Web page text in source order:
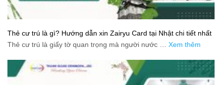
Thẻ cư trú là gì? Hướng dẫn xin Zairyu Card tại Nhật chi tiết nhất
Thẻ cư trú là giấy tờ quan trọng mà người nước … Xem thêm